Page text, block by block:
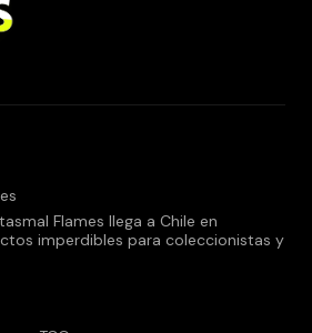
Flames llega a Chile en
imperdibles para coleccionistas y